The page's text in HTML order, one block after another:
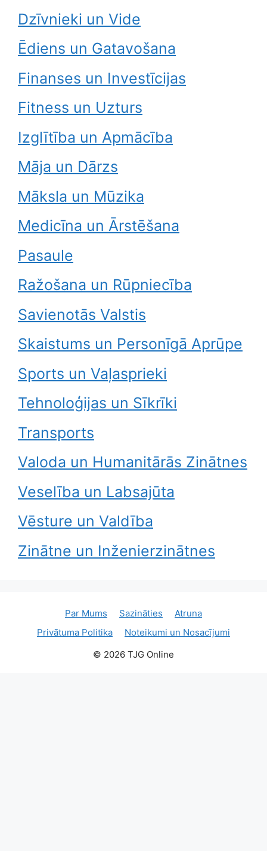
Dzīvnieki un Vide
Ēdiens un Gatavošana
Finanses un Investīcijas
Fitness un Uzturs
Izglītība un Apmācība
Māja un Dārzs
Māksla un Mūzika
Medicīna un Ārstēšana
Pasaule
Ražošana un Rūpniecība
Savienotās Valstis
Skaistums un Personīgā Aprūpe
Sports un Vaļasprieki
Tehnoloģijas un Sīkrīki
Transports
Valoda un Humanitārās Zinātnes
Veselība un Labsajūta
Vēsture un Valdība
Zinātne un Inženierzinātnes
Par Mums Sazināties
Atruna
Privātuma Politika
Noteikumi un Nosacījumi
© 2026 TJG Online